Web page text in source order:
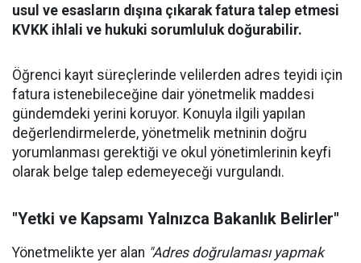
usul ve esasların dışına çıkarak fatura talep etmesi
KVKK ihlali ve hukuki sorumluluk doğurabilir.
Öğrenci kayıt süreçlerinde velilerden adres teyidi için
fatura istenebileceğine dair yönetmelik maddesi
gündemdeki yerini koruyor. Konuyla ilgili yapılan
değerlendirmelerde, yönetmelik metninin doğru
yorumlanması gerektiği ve okul yönetimlerinin keyfi
olarak belge talep edemeyeceği vurgulandı.
"Yetki ve Kapsamı Yalnızca Bakanlık Belirler"
Yönetmelikte yer alan "Adres doğrulaması yapmak